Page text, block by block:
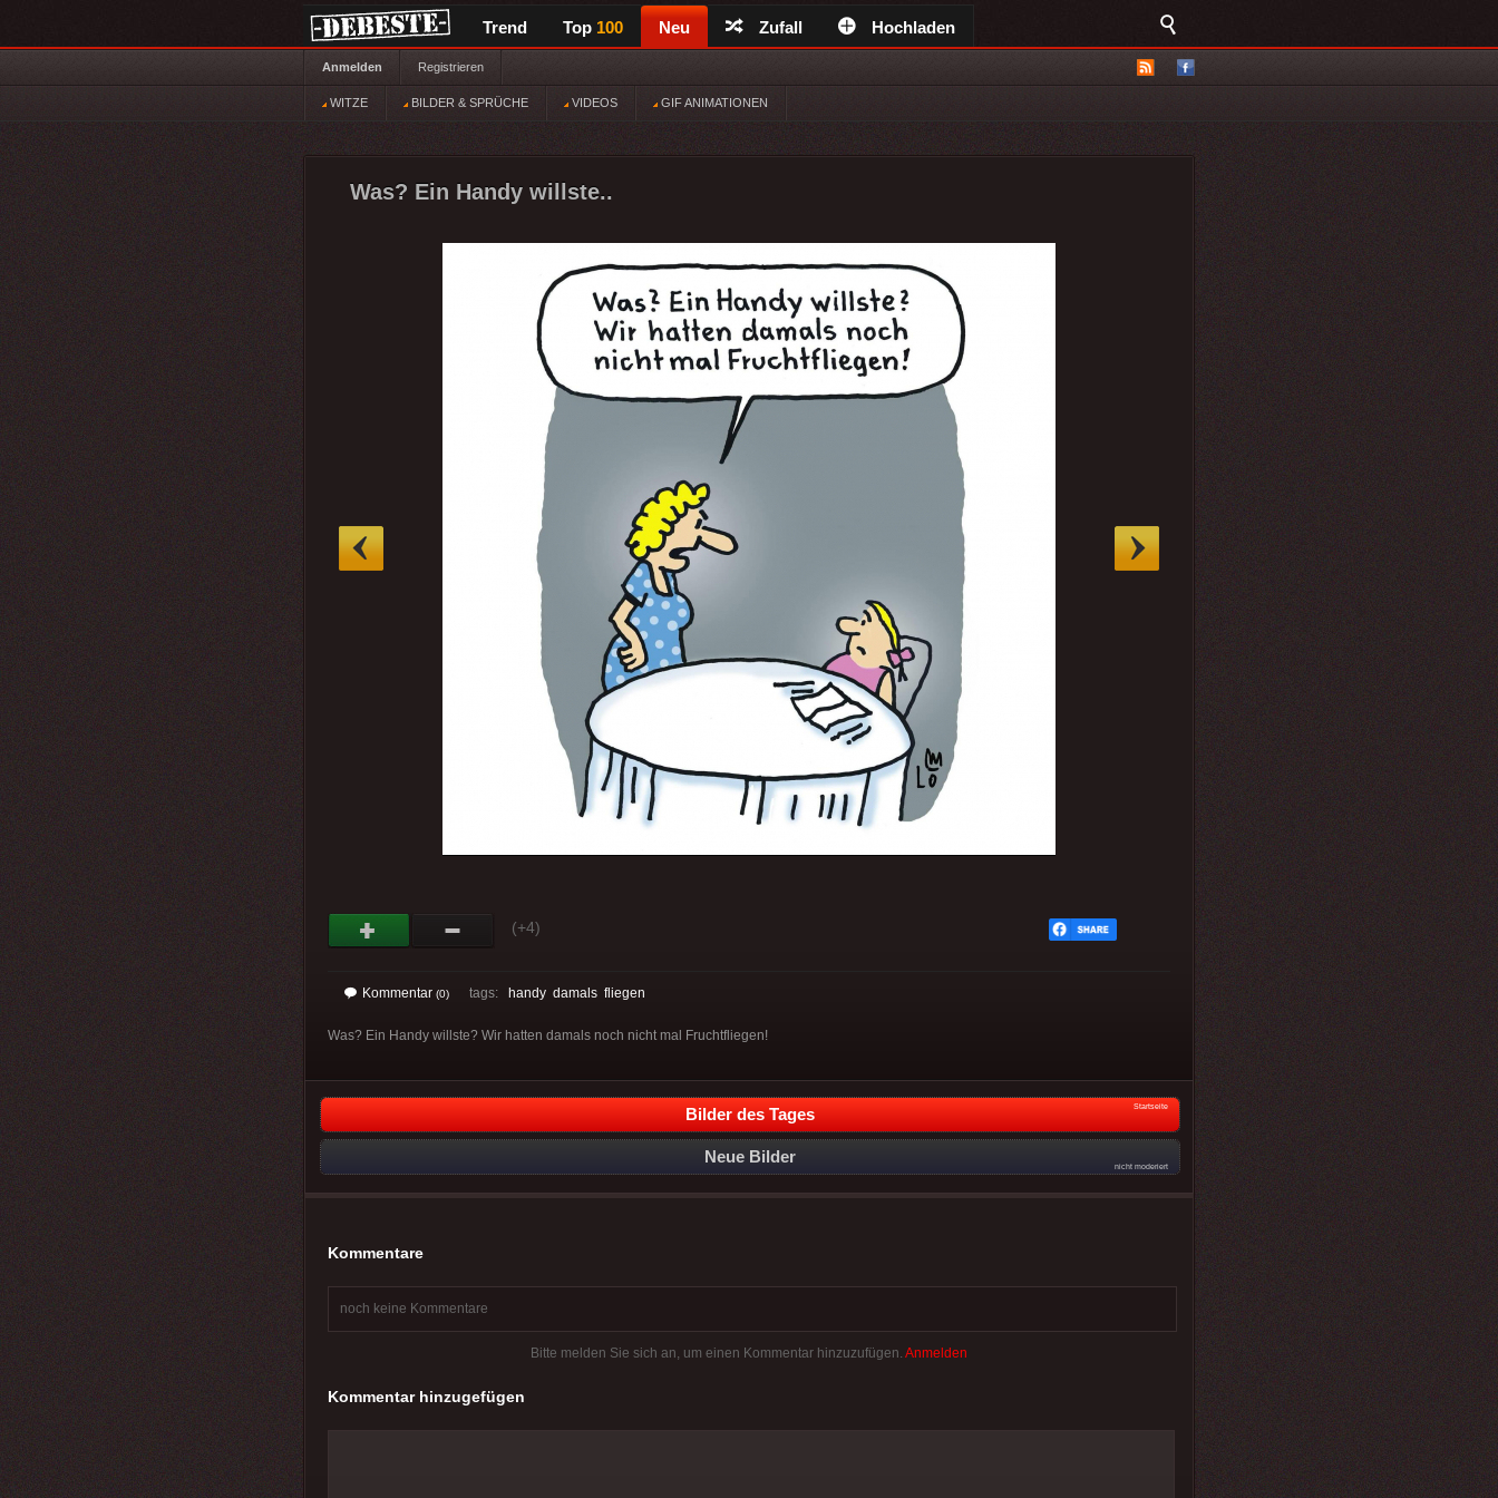
Trend Top 100 Neu Zufall Hochladen
Anmelden Registrieren
WITZE BILDER & SPRÜCHE VIDEOS GIF ANIMATIONEN
Was? Ein Handy willste..
(+4)
Kommentar (0) tags: handy damals fliegen
Was? Ein Handy willste? Wir hatten damals noch nicht mal Fruchtfliegen!
Bilder des Tages Startseite
Neue Bilder
nicht moderiert
Kommentare
noch keine Kommentare
Bitte melden Sie sich an, um einen Kommentar hinzuzufügen. Anmelden
Kommentar hinzugefügen